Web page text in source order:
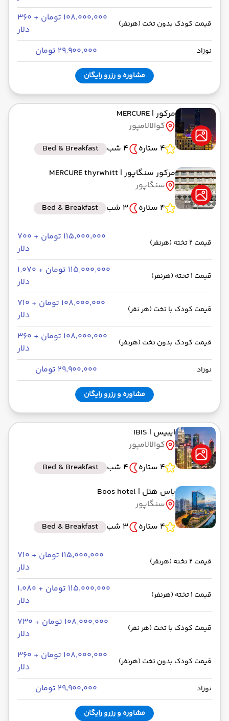
قیمت کودک بدون تخت (هرنفر)
۱۰۸٬۰۰۰٬۰۰۰ تومان + ۳۶۰
دلار
نوزاد ۲۹٬۹۰۰٬۰۰۰ تومان
مشاوره و رزرو رایگان
مرکور| MERCURE
کوالالامپور
4 ستاره
4 شب
Bed & Breakfast
مرکور سنگاپور| MERCURE thyrwhitt
سنگاپور
4 ستاره
3 شب Bed & Breakfast
قیمت 2 تخته (هرنفر)
۱۱۵٬۰۰۰٬۰۰۰ تومان + ۷۰۰
دلار
قیمت 1 تخته (هرنفر)
۱۱۵٬۰۰۰٬۰۰۰ تومان + ۱٬۰۷۰
دلار
قیمت کودک با تخت (هر نفر)
۱۰۸٬۰۰۰٬۰۰۰ تومان + ۷۱۰
دلار
قیمت کودک بدون تخت (هرنفر)
۱۰۸٬۰۰۰٬۰۰۰ تومان + ۳۶۰
دلار
نوزاد ۲۹٬۹۰۰٬۰۰۰ تومان
مشاوره و رزرو رایگان
ایبیس | IBIS
کوالالامپور
4 ستاره
4 شب
Bed & Breakfast
باس هتل | Boos hotel
سنگاپور
4 ستاره
3 شب Bed & Breakfast
قیمت 2 تخته (هرنفر)
۱۱۵٬۰۰۰٬۰۰۰ تومان + ۷۱۰
دلار
قیمت 1 تخته (هرنفر)
۱۱۵٬۰۰۰٬۰۰۰ تومان + ۱٬۰۸۰
دلار
قیمت کودک با تخت (هر نفر)
۱۰۸٬۰۰۰٬۰۰۰ تومان + ۷۳۰
دلار
قیمت کودک بدون تخت (هرنفر)
۱۰۸٬۰۰۰٬۰۰۰ تومان + ۳۶۰
دلار
نوزاد ۲۹٬۹۰۰٬۰۰۰ تومان
مشاوره و رزرو رایگان